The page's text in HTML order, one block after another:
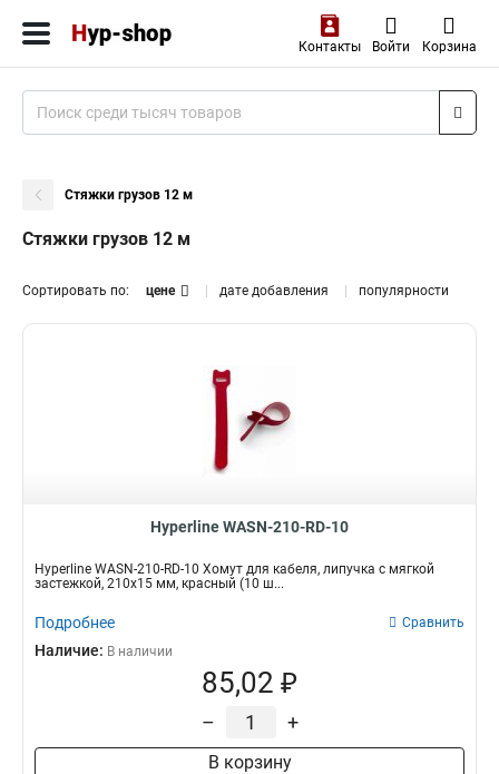
Контакты Войти Корзина
Стяжки грузов 12 м
Стяжки грузов 12 м
Сортировать по: цене дате добавления популярности
Hyperline WASN-210-RD-10
Hyperline WASN-210-RD-10 Хомут для кабеля, липучка с мягкой
застежкой, 210x15 мм, красный (10 ш...
Подробнее Сравнить
Наличие: В наличии
85,02 ₽
– +
В корзину